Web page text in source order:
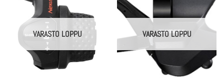
VARASTO LOPPU VARASTO LOPPU